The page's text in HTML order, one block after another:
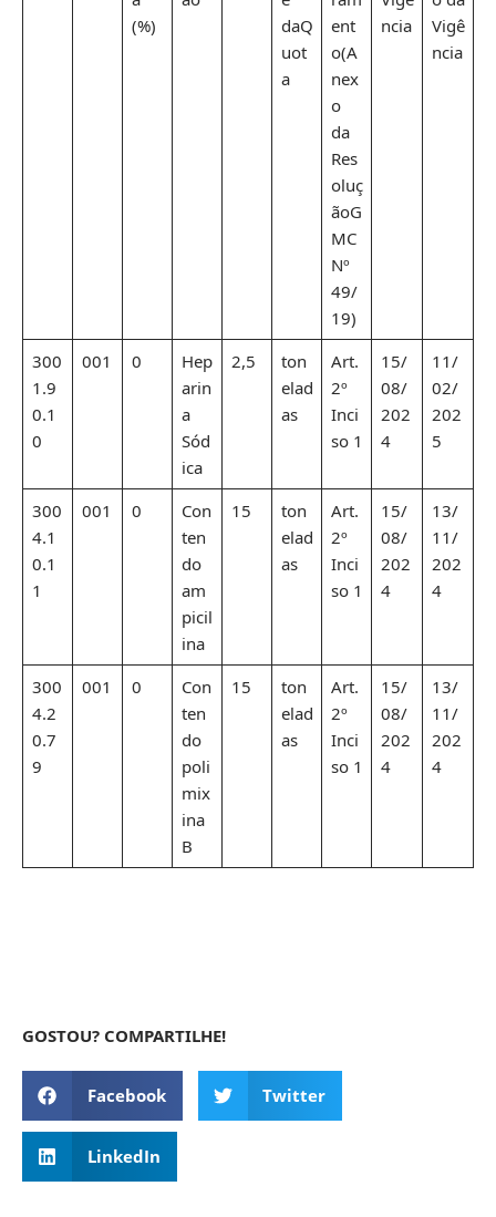
(%)
daQ
uot
a
ent
o(A
nex
o
da
Res
oluç
ãoG
MC
Nº
49/
19)
ncia
Vigê
ncia
300
1.9
0.1
0
001 0
Hep
arin
a
Sód
ica
2,5
ton
elad
as
Art.
2º
Inci
so 1
15/
08/
202
4
11/
02/
202
5
300
4.1
0.1
1
001 0
Con
ten
do
am
picil
ina
15
ton
elad
as
Art.
2º
Inci
so 1
15/
08/
202
4
13/
11/
202
4
300
4.2
0.7
9
001 0
Con
ten
do
poli
mix
ina
B
15
ton
elad
as
Art.
2º
Inci
so 1
15/
08/
202
4
13/
11/
202
4
GOSTOU? COMPARTILHE!
Facebook Twitter
LinkedIn